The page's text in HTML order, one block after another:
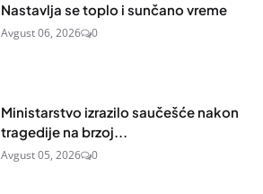
Nastavlja se toplo i sunčano vreme
Avgust 06, 2026 0
Ministarstvo izrazilo saučešće nakon
tragedije na brzoj...
Avgust 05, 2026 0